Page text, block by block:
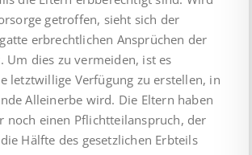
getroffen, sieht sich der
erbrechtlichen Ansprüchen der
Um dies zu vermeiden, ist es
letztwillige Verfügung zu erstellen, in
Alleinerbe wird. Die Eltern haben
noch einen Pflichtteilanspruch, der
Hälfte des gesetzlichen Erbteils